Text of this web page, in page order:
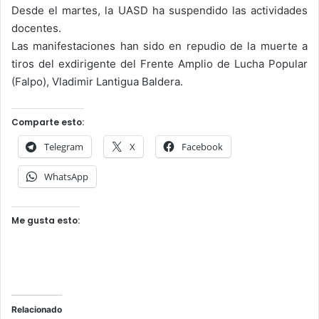
Desde el martes, la UASD ha suspendido las actividades
docentes.
Las manifestaciones han sido en repudio de la muerte a
tiros del exdirigente del Frente Amplio de Lucha Popular
(Falpo), Vladimir Lantigua Baldera.
Comparte esto:
Telegram X Facebook
WhatsApp
Me gusta esto:
Relacionado